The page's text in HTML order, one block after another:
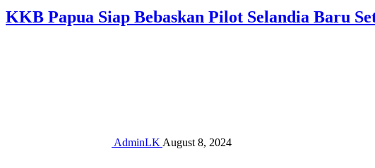
KKB Papua Siap Bebaskan Pilot Selandia Baru
AdminLK August 8, 2024